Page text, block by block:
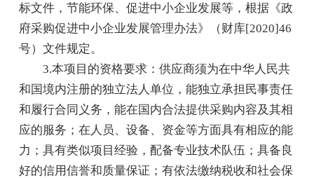
标文件，节能环保、促进中小企业发展等，根据《政
府采购促进中小企业发展管理办法》（财库[2020]46
号）文件规定。
3.本项目的资格要求：供应商须为在中华人民共
和国境内注册的独立法人单位，能独立承担民事责任
和履行合同义务，能在国内合法提供采购内容及其相
应的服务；在人员、设备、资金等方面具有相应的能
力；具有类似项目经验，配备专业技术队伍；具备良
好的信用信誉和质量保证；有依法缴纳税收和社会保